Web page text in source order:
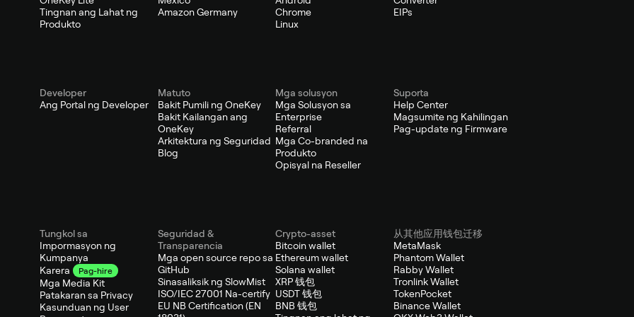
Tingnan ang Lahat ng
Produkto
Amazon Germany
Chrome
Linux
EIPs
Developer
Ang Portal ng Developer
Matuto
Bakit Pumili ng OneKey
Bakit Kailangan ang
OneKey
Arkitektura ng Seguridad
Blog
Mga solusyon
Mga Solusyon sa
Enterprise
Referral
Mga Co-branded na
Produkto
Opisyal na Reseller
Suporta
Help Center
Magsumite ng Kahilingan
Pag-update ng Firmware
Tungkol sa
Impormasyon ng
Kumpanya
Karera
Pag-hire
Mga Media Kit
Patakaran sa Privacy
Kasunduan ng User
Seguridad &
Transparencia
Mga open source repo sa
GitHub
Sinasaliksik ng SlowMist
ISO/IEC 27001 Na-certify
EU NB Certification (EN
Crypto-asset
Bitcoin wallet
Ethereum wallet
Solana wallet
XRP 钱包
USDT 钱包
BNB 钱包
从其他应用钱包迁移
MetaMask
Phantom Wallet
Rabby Wallet
Tronlink Wallet
TokenPocket
Binance Wallet